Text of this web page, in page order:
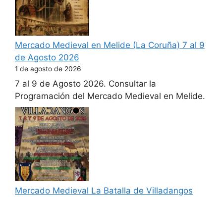
Mercado Medieval en Melide (La Coruña) 7 al 9
de Agosto 2026
1 de agosto de 2026
7 al 9 de Agosto 2026. Consultar la
Programación del Mercado Medieval en Melide.
Mercado Medieval La Batalla de Villadangos